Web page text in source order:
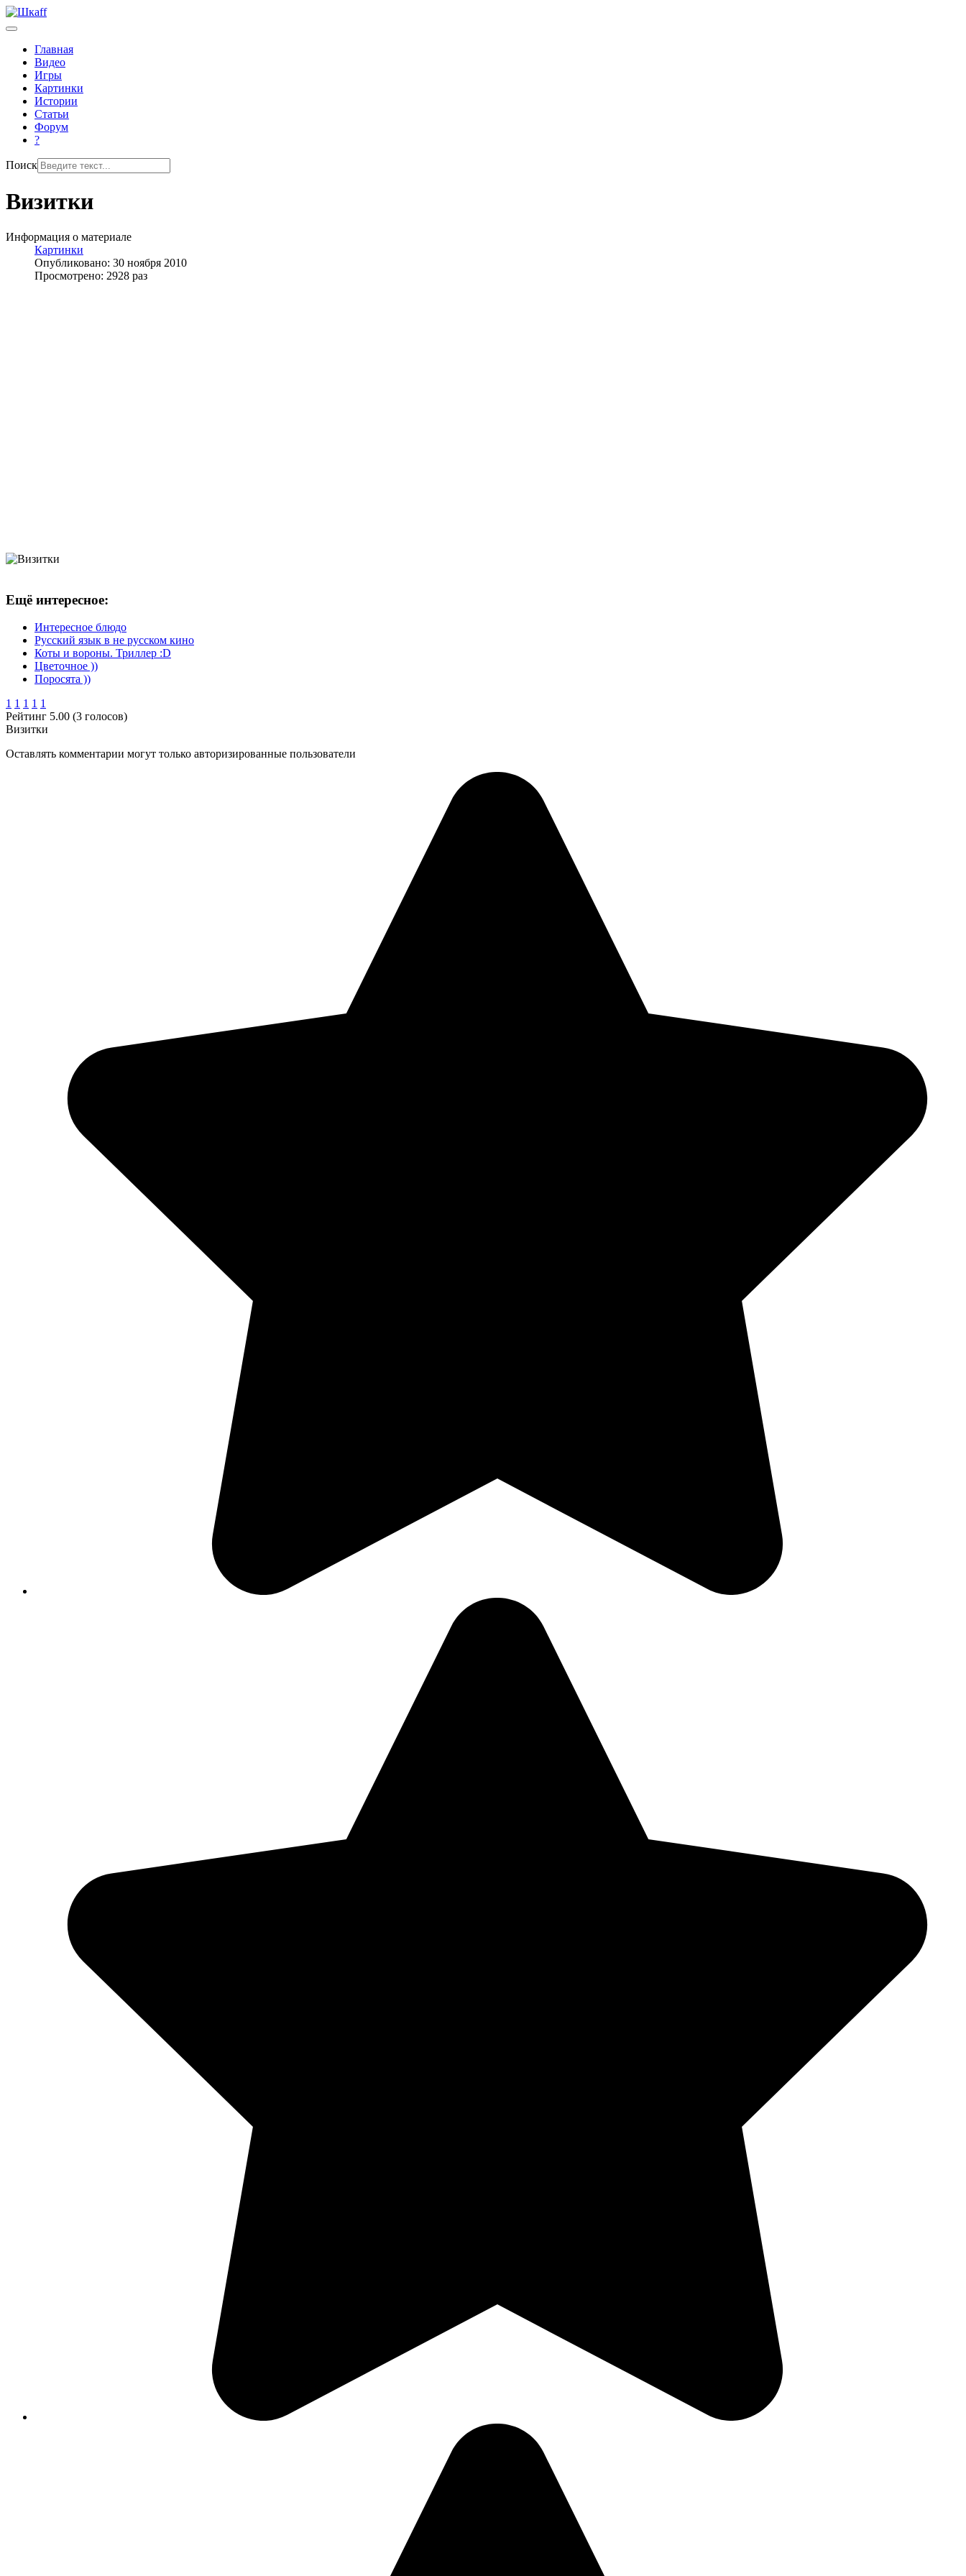
Главная
Видео
Игры
Картинки
Истории
Статьи
Форум
?
Поиск
Визитки
Информация о материале
Картинки
Опубликовано: 30 ноября 2010
Просмотрено: 2928 раз
Ещё интересное:
Интересное блюдо
Русский язык в не русском кино
Коты и вороны. Триллер :D
Цветочное ))
Поросята ))
1 1 1 1 1
Рейтинг 5.00 (3 голосов)
Визитки
Оставлять комментарии могут только авторизированные пользователи